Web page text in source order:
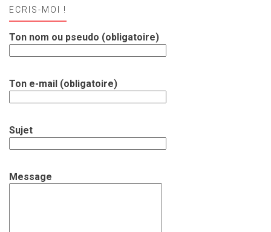
ECRIS-MOI !
Ton nom ou pseudo (obligatoire)
Ton e-mail (obligatoire)
Sujet
Message